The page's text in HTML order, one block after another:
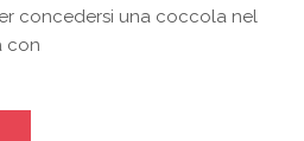
concedersi una coccola nel
con